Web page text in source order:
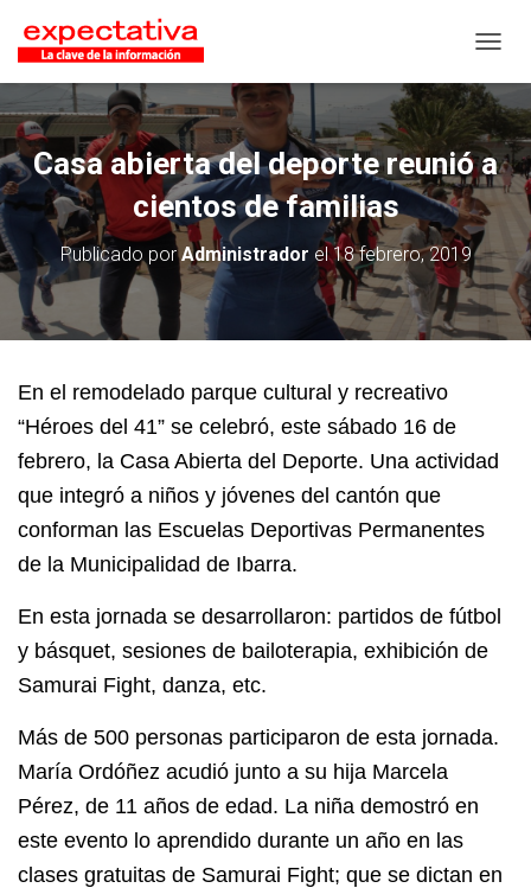
Casa abierta del deporte reunió a
cientos de familias
Publicado porAdministrador el18 febrero, 2019
En el remodelado parque cultural y recreativo
“Héroes del 41” se celebró, este sábado 16 de
febrero, la Casa Abierta del Deporte. Una actividad
que integró a niños y jóvenes del cantón que
conforman las Escuelas Deportivas Permanentes
de la Municipalidad de Ibarra.
En esta jornada se desarrollaron: partidos de fútbol
y básquet, sesiones de bailoterapia, exhibición de
Samurai Fight, danza, etc.
Más de 500 personas participaron de esta jornada.
María Ordóñez acudió junto a su hija Marcela
Pérez, de 11 años de edad. La niña demostró en
este evento lo aprendido durante un año en las
clases gratuitas de Samurai Fight; que se dictan en